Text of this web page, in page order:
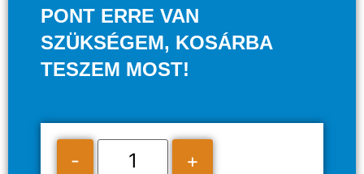
PONT ERRE VAN
SZÜKSÉGEM, KOSÁRBA
TESZEM MOST!
-
+